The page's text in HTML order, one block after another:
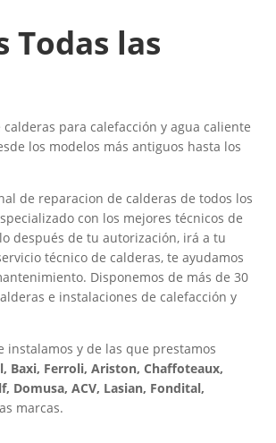
Todas las
para calefacción y agua caliente
los modelos más antiguos hasta los
de reparacion de calderas de todos los
con los mejores técnicos de
después de tu autorización, irá a tu
técnico de calderas, te ayudamos
Disponemos de más de 30
e instalaciones de calefacción y
instalamos y de las que prestamos
Baxi, Ferroli, Ariston, Chaffoteaux,
Domusa, ACV, Lasian, Fondital,
marcas.